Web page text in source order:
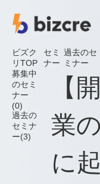
特定商取
ビズク
リTOP
セミ
ナー
過去のセ
ミナー
募集中
のセミ
ナー
(0)
過去の
セミナ
ー(3)
【
業
に